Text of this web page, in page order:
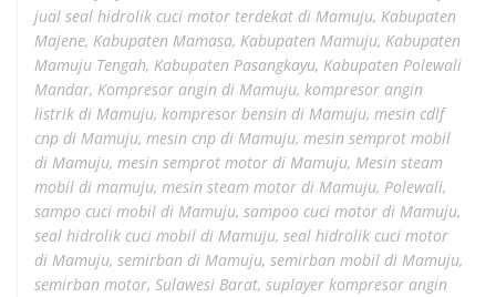
jual seal hidrolik cuci motor terdekat di Mamuju, Kabupaten
Majene, Kabupaten Mamasa, Kabupaten Mamuju, Kabupaten
Mamuju Tengah, Kabupaten Pasangkayu, Kabupaten Polewali
Mandar, Kompresor angin di Mamuju, kompresor angin
listrik di Mamuju, kompresor bensin di Mamuju, mesin cdlf
cnp di Mamuju, mesin cnp di Mamuju, mesin semprot mobil
di Mamuju, mesin semprot motor di Mamuju, Mesin steam
mobil di mamuju, mesin steam motor di Mamuju, Polewali,
sampo cuci mobil di Mamuju, sampoo cuci motor di Mamuju,
seal hidrolik cuci mobil di Mamuju, seal hidrolik cuci motor
di Mamuju, semirban di Mamuju, semirban mobil di Mamuju,
semirban motor, Sulawesi Barat, suplayer kompresor angin